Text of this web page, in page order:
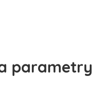
parametry